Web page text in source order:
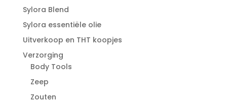
Sylora Blend
Sylora essentiële olie
Uitverkoop en THT koopjes
Verzorging
Body Tools
Zeep
Zouten